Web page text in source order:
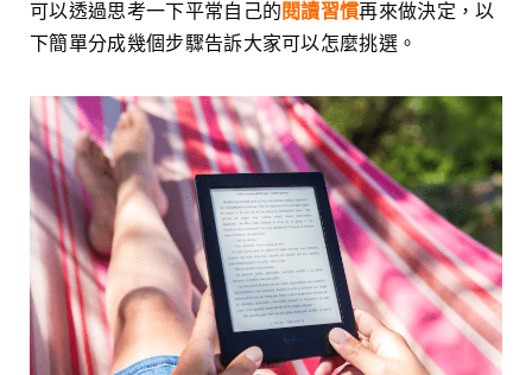
可以透過思考一下平常自己的閱讀習慣再來做決定，以
下簡單分成幾個步驟告訴大家可以怎麼挑選。